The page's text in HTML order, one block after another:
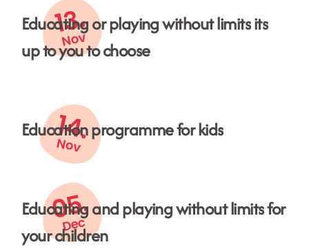
13.
Nov
Educating or playing without limits its
up to you to choose
14.
Nov
Education programme for kids
05.
Dec
Educating and playing without limits for
your children